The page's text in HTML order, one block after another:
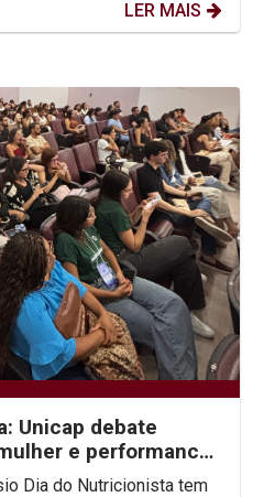
LER MAIS
Unicap debate
e performance
Dia do Nutricionista tem